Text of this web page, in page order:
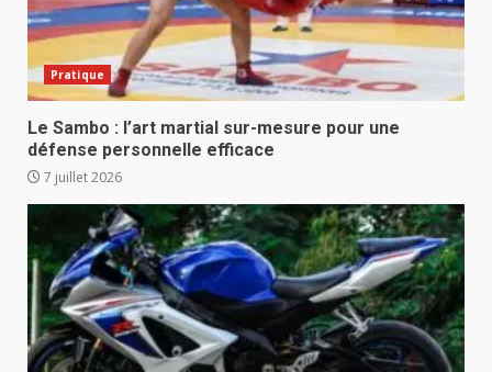
Pratique
Le Sambo : l’art martial sur-mesure pour une
défense personnelle efficace
7 juillet 2026